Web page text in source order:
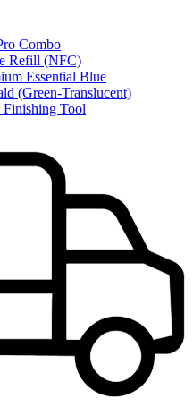
Combo
Refill (NFC)
Essential Blue
(Green-Translucent)
Tool